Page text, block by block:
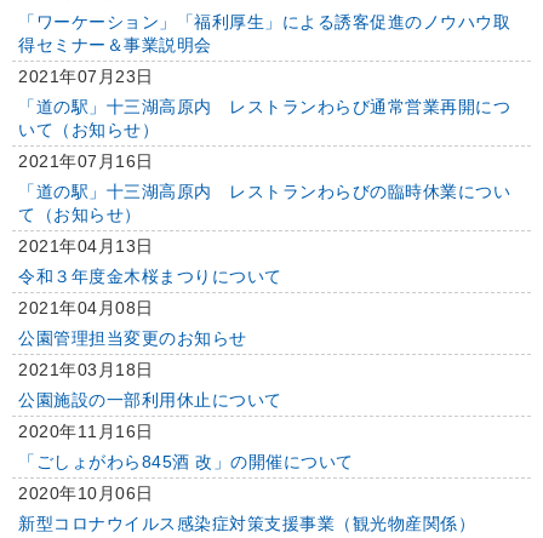
「ワーケーション」「福利厚生」による誘客促進のノウハウ取
得セミナー＆事業説明会
2021年07月23日
「道の駅」十三湖高原内 レストランわらび通常営業再開につ
いて（お知らせ）
2021年07月16日
「道の駅」十三湖高原内 レストランわらびの臨時休業につい
て（お知らせ）
2021年04月13日
令和３年度金木桜まつりについて
2021年04月08日
公園管理担当変更のお知らせ
2021年03月18日
公園施設の一部利用休止について
2020年11月16日
「ごしょがわら845酒 改」の開催について
2020年10月06日
新型コロナウイルス感染症対策支援事業（観光物産関係）